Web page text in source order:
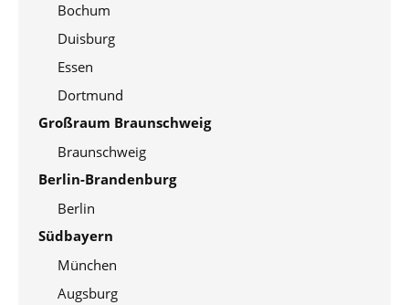
Bochum
Duisburg
Essen
Dortmund
Großraum Braunschweig
Braunschweig
Berlin-Brandenburg
Berlin
Südbayern
München
Augsburg